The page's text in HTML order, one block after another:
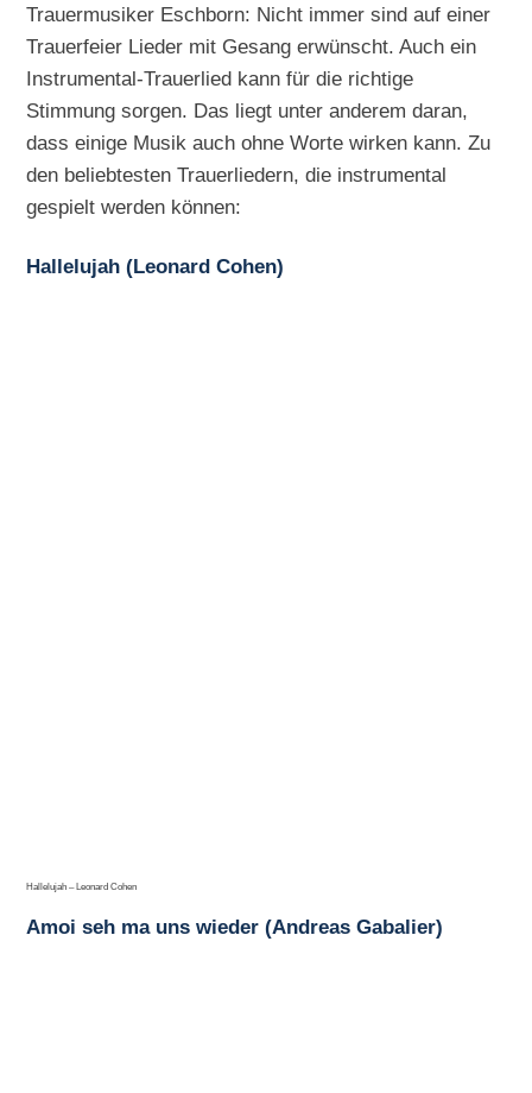
Trauermusiker Eschborn: Nicht immer sind auf einer
Trauerfeier Lieder mit Gesang erwünscht. Auch ein
Instrumental-Trauerlied kann für die richtige
Stimmung sorgen. Das liegt unter anderem daran,
dass einige Musik auch ohne Worte wirken kann. Zu
den beliebtesten Trauerliedern, die instrumental
gespielt werden können:
Hallelujah (Leonard Cohen)
Hallelujah – Leonard Cohen
Amoi seh ma uns wieder (Andreas Gabalier)